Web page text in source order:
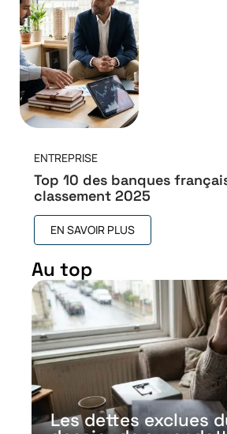
ENTREPRISE
Top 10 des banques
classement 2025
EN SAVOIR PLUS
Au top
Les dettes exclues